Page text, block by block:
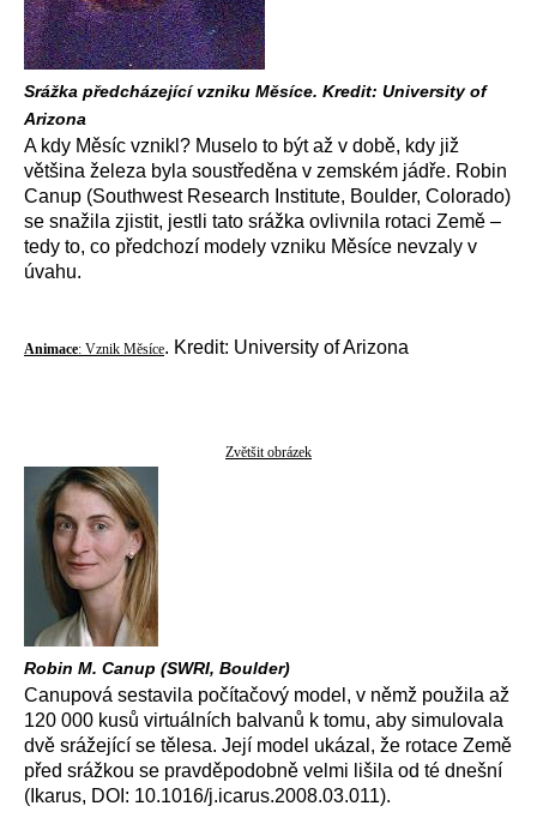
Srážka předcházející vzniku Měsíce. Kredit: University of
Arizona
A kdy Měsíc vznikl? Muselo to být až v době, kdy již
většina železa byla soustředěna v zemském jádře. Robin
Canup (Southwest Research Institute, Boulder, Colorado)
se snažila zjistit, jestli tato srážka ovlivnila rotaci Země –
tedy to, co předchozí modely vzniku Měsíce nevzaly v
úvahu.
Animace: Vznik Měsíce. Kredit: University of Arizona
Zvětšit obrázek
Robin M. Canup (SWRI, Boulder)
Canupová sestavila počítačový model, v němž použila až
120 000 kusů virtuálních balvanů k tomu, aby simulovala
dvě srážející se tělesa. Její model ukázal, že rotace Země
před srážkou se pravděpodobně velmi lišila od té dnešní
(Ikarus, DOI: 10.1016/j.icarus.2008.03.011).